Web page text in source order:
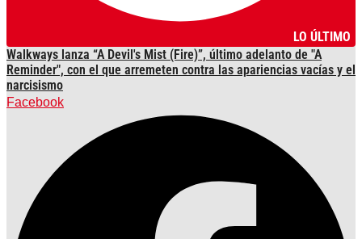
LO ÚLTIMO
Walkways lanza “A Devil's Mist (Fire)”, último adelanto de "A
Reminder", con el que arremeten contra las apariencias vacías y el
narcisismo
Facebook